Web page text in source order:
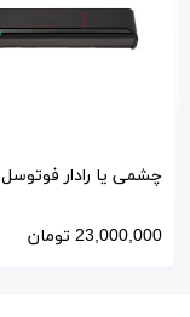
چشمی یا رادار فوتوسل
23,000,000 تومان